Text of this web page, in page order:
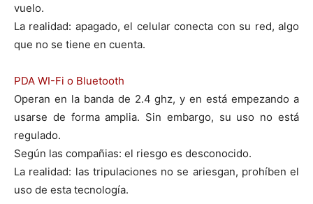
vuelo.
La realidad: apagado, el celular conecta con su red, algo
que no se tiene en cuenta.
PDA WI-Fi o Bluetooth
Operan en la banda de 2.4 ghz, y en está empezando a
usarse de forma amplia. Sin embargo, su uso no está
regulado.
Según las compañias: el riesgo es desconocido.
La realidad: las tripulaciones no se ariesgan, prohíben el
uso de esta tecnología.